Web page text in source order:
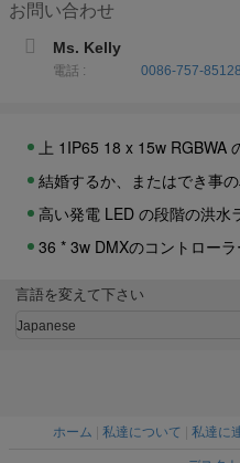
お問い合わせ
Ms. Kelly
電話 : 0086-757-
RGB 細い Par64 LED の標
30 x 3W RGB LED の標準
54pcs LED の標準はライ
上 1IP65 18 x 15w RGBWA
結婚するか、またはでき事
高い発電 LED の段階の洪水
36 * 3w DMXのコントロー
言語を変えて下さい
Japanese
ホーム 私達について 私達に